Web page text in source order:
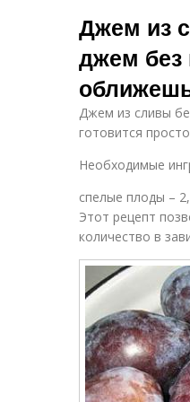
Джем из
джем без
Джем из сливы
готовится
Необходимые
спелые плоды –
Этот рецепт
количество в